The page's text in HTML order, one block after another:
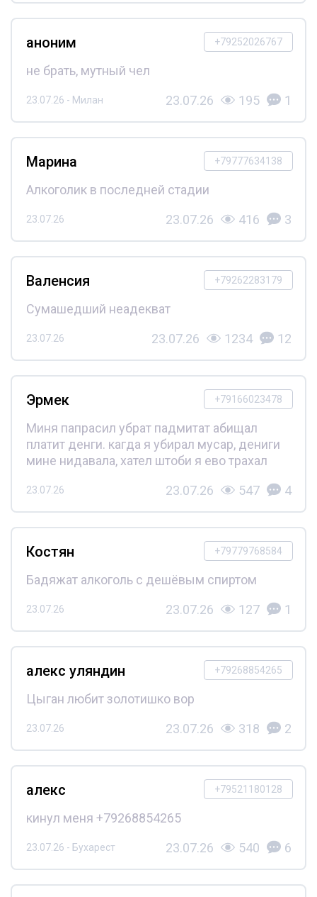
+79252026767
аноним
не брать, мутный чел
23.07.26 - Милан 23.07.26 195 1
+79777634138
Марина
Алкоголик в последней стадии
23.07.26 23.07.26 416 3
+79262283179
Валенсия
Сумашедший неадекват
23.07.26 23.07.26 1234 12
+79166023478
Эрмек
Миня папрасил убрат падмитат абищал
платит денги. кагда я убирал мусар, дениги
мине нидавала, хател штоби я ево трахал
23.07.26 23.07.26 547 4
+79779768584
Костян
Бадяжат алкоголь с дешёвым спиртом
23.07.26 23.07.26 127 1
+79268854265
алекс уляндин
Цыган любит золотишко вор
23.07.26 23.07.26 318 2
+79521180128
алекс
кинул меня +79268854265
23.07.26 - Бухарест 23.07.26 540 6